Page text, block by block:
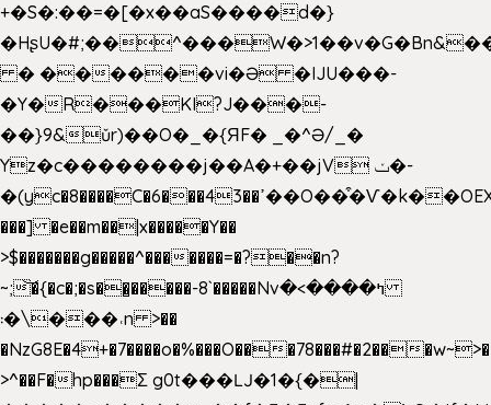
+�S�:��=�[�x��aS����d�}
� ������vi�Ə �IJU���-
�Y�R���KI?J���-
��}9&ǔr)��O�_�{ЯF� _�^Ə/_�
Yz�c��������j��A�+��jV ݖ�-
�(yc�8����C�6���43��ߴ��O��͒�Ѵ�k��OEX�2�,�)�t��@���aw����;�׷o�_��2�sy��.�=W�n��߃�{4��ߑ��i�8V6v4W�9��s���g�
���] �e��m��|x�����Y��
>$�������g�����^�������=�?��n?
~;͝�{�c�;�s��̺�����-8`�����Nvߤ����>�
��\�܃�˓n >��
�NzG8E�4+�7����o�%���O���78���#�2��
>^��F�hp���Σ g0t���Ǉ�1�{�|